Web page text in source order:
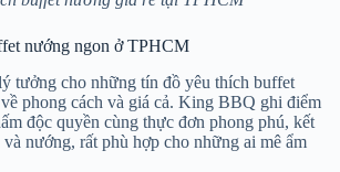
nướng ngon ở TPHCM
tưởng cho những tín đồ yêu thích buffet
phong cách và giá cả. King BBQ ghi điểm
độc quyền cùng thực đơn phong phú, kết
nướng, rất phù hợp cho những ai mê ẩm